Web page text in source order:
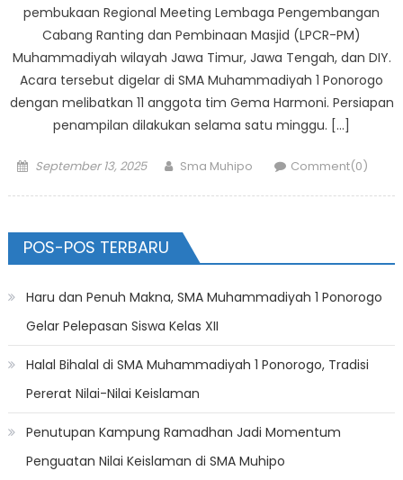
pembukaan Regional Meeting Lembaga Pengembangan
Cabang Ranting dan Pembinaan Masjid (LPCR-PM)
Muhammadiyah wilayah Jawa Timur, Jawa Tengah, dan DIY.
Acara tersebut digelar di SMA Muhammadiyah 1 Ponorogo
dengan melibatkan 11 anggota tim Gema Harmoni. Persiapan
penampilan dilakukan selama satu minggu. […]
Posted
September 13, 2025 Author
Sma Muhipo Comment(0)
POS-POS TERBARU
Haru dan Penuh Makna, SMA Muhammadiyah 1 Ponorogo
Gelar Pelepasan Siswa Kelas XII
Halal Bihalal di SMA Muhammadiyah 1 Ponorogo, Tradisi
Pererat Nilai-Nilai Keislaman
Penutupan Kampung Ramadhan Jadi Momentum
Penguatan Nilai Keislaman di SMA Muhipo